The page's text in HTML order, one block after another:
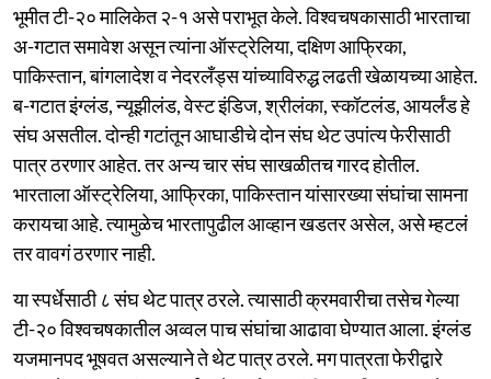
भूमीत टी-२० मालिकेत २-१ असे पराभूत केले. विश्वचषकासाठी भारताचा
अ-गटात समावेश असून त्यांना ऑस्ट्रेलिया, दक्षिण आफ्रिका,
पाकिस्तान, बांगलादेश व नेदरलँड्स यांच्याविरुद्ध लढती खेळायच्या आहेत.
ब-गटात इंग्लंड, न्यूझीलंड, वेस्ट इंडिज, श्रीलंका, स्कॉटलंड, आयर्लंड हे
संघ असतील. दोन्ही गटांतून आघाडीचे दोन संघ थेट उपांत्य फेरीसाठी
पात्र ठरणार आहेत. तर अन्य चार संघ साखळीतच गारद होतील.
भारताला ऑस्ट्रेलिया, आफ्रिका, पाकिस्तान यांसारख्या संघांचा सामना
करायचा आहे. त्यामुळेच भारतापुढील आव्हान खडतर असेल, असे म्हटलं
तर वावगं ठरणार नाही.
या स्पर्धेसाठी ८ संघ थेट पात्र ठरले. त्यासाठी क्रमवारीचा तसेच गेल्या
टी-२० विश्वचषकातील अव्वल पाच संघांचा आढावा घेण्यात आला. इंग्लंड
यजमानपद भूषवत असल्याने ते थेट पात्र ठरले. मग पात्रता फेरीद्वारे